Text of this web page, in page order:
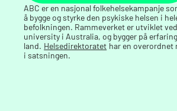
ABC er en nasjonal folkehelsekampanje
å bygge og styrke den psykiske helsen i
befolkningen. Rammeverket er utviklet
university i Australia, og bygger på
land. Helsedirektoratet har en overordnet
i satsningen.